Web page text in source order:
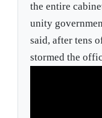
the entire
unity
said, after tens
stormed the